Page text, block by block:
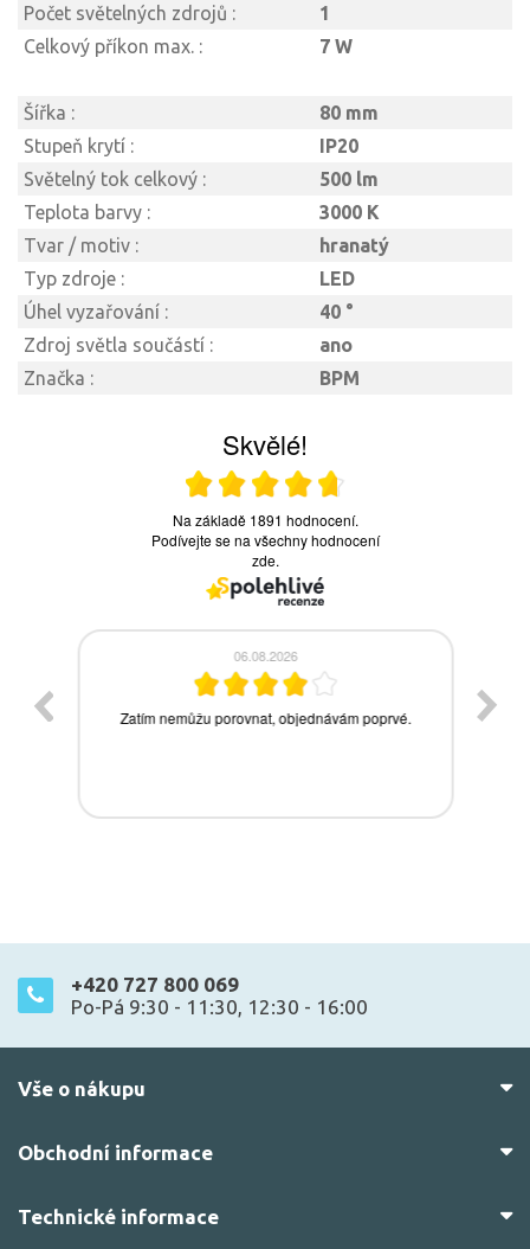
Počet světelných zdrojů :
1
Celkový příkon max. :
7 W
Šířka :
80 mm
Stupeň krytí :
IP20
Světelný tok celkový :
500 lm
Teplota barvy :
3000 K
Tvar / motiv :
hranatý
Typ zdroje :
LED
Úhel vyzařování :
40 °
Zdroj světla součástí :
ano
Značka :
BPM
+420 727 800 069
Po-Pá 9:30 - 11:30, 12:30 - 16:00
Vše o nákupu
Obchodní informace
Technické informace